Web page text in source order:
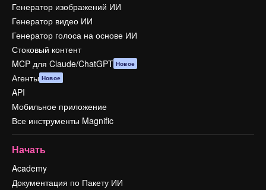
Генератор изображений ИИ
Генератор видео ИИ
Генератор голоса на основе ИИ
Стоковый контент
MCP для Claude/ChatGPT Новое
Агенты Новое
API
Мобильное приложение
Все инструменты Magnific
Начать
Academy
Документация по Пакету ИИ